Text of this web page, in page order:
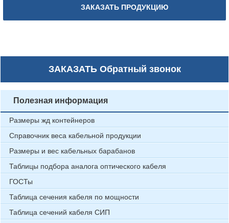
ЗАКАЗАТЬ ПРОДУКЦИЮ
ЗАКАЗАТЬОбратный звонок
Полезная информация
Размеры жд контейнеров
Справочник веса кабельной продукции
Размеры и вес кабельных барабанов
Таблицы подбора аналога оптического кабеля
ГОСТы
Таблица сечения кабеля по мощности
Таблица сечений кабеля СИП